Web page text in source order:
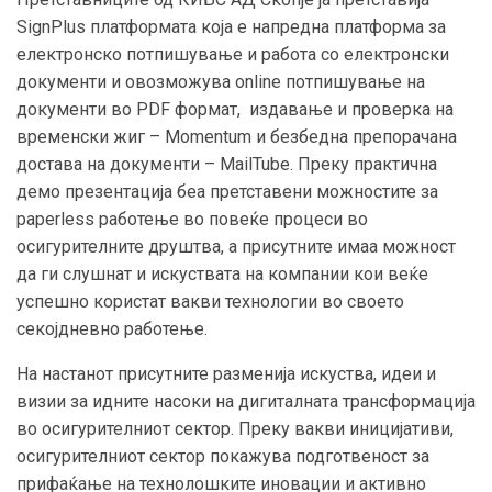
SignPlus платформата која е напредна платформа за
електронско потпишување и работа со електронски
документи и овозможува online потпишување на
документи во PDF формат, издавање и проверка на
временски жиг – Momentum и безбедна препорачана
достава на документи – MailTube. Преку практична
демо презентација беа претставени можностите за
paperless работење во повеќе процеси во
осигурителните друштва, а присутните имаа можност
да ги слушнат и искуствата на компании кои веќе
успешно користат вакви технологии во своето
секојдневно работење.
На настанот присутните разменија искуства, идеи и
визии за идните насоки на дигиталната трансформација
во осигурителниот сектор. Преку вакви иницијативи,
осигурителниот сектор покажува подготвеност за
прифаќање на технолошките иновации и активно